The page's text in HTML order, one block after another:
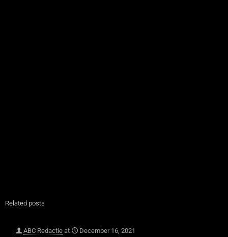
Related posts
ABC Redactie at
December 16, 2021